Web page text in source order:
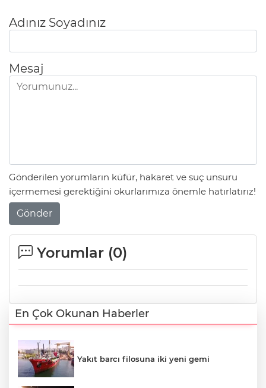
Adınız Soyadınız
Mesaj
Gönderilen yorumların küfür, hakaret ve suç unsuru
içermemesi gerektiğini okurlarımıza önemle hatırlatırız!
Gönder
Yorumlar (0)
En Çok Okunan Haberler
Yakıt barcı filosuna iki yeni gemi